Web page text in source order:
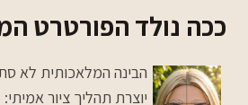
ככה נולד הפורטרט
הבינה המלאכותית לא